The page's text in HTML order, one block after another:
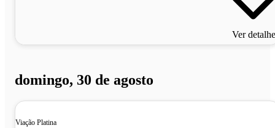
Ver
domingo, 30 de agosto
Viação Platina